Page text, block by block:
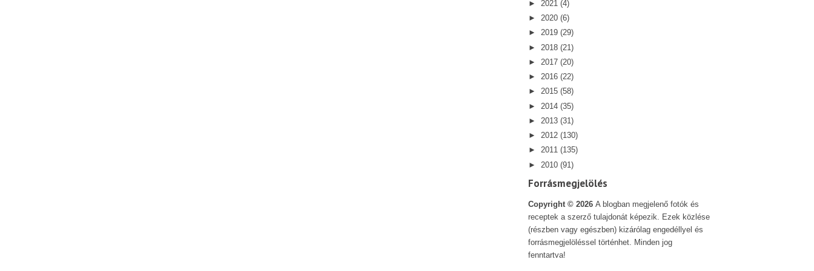
► 2021 (4)
► 2020 (6)
► 2019 (29)
► 2018 (21)
► 2017 (20)
► 2016 (22)
► 2015 (58)
► 2014 (35)
► 2013 (31)
► 2012 (130)
► 2011 (135)
► 2010 (91)
Forrásmegjelölés
Copyright © 2026 A blogban megjelenő fotók és
receptek a szerző tulajdonát képezik. Ezek közlése
(részben vagy egészben) kizárólag engedéllyel és
forrásmegjelöléssel történhet. Minden jog
fenntartva!